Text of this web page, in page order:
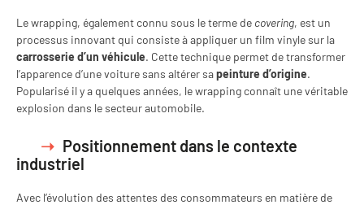
Le wrapping, également connu sous le terme de covering, est un
processus innovant qui consiste à appliquer un film vinyle sur la
carrosserie d’un véhicule. Cette technique permet de transformer
l’apparence d’une voiture sans altérer sapeinture d’origine.
Popularisé il y a quelques années, le wrapping connaît une véritable
explosion dans le secteur automobile.
Positionnement dans le contexte
industriel
Avec l’évolution des attentes des consommateurs en matière de